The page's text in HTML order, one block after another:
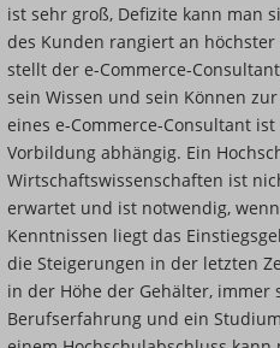
ist sehr groß, Defizite kann man
des Kunden rangiert an
stellt der e-Commerce-
sein Wissen und sein Können
eines e-Commerce-Consultant
Vorbildung abhängig. Ein
Wirtschaftswissenschaften ist
erwartet und ist notwendig,
Kenntnissen liegt das
die Steigerungen in der letzten
in der Höhe der Gehälter, immer
Berufserfahrung und ein